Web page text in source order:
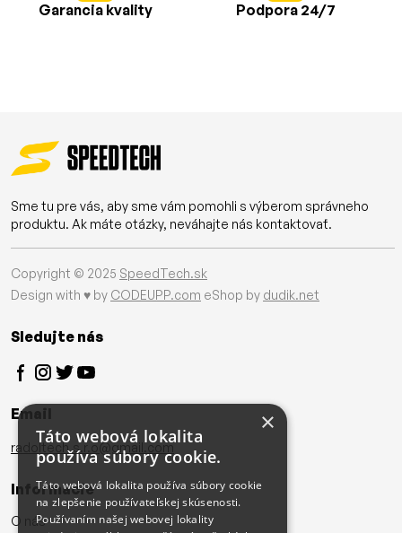
Garancia kvality Podpora 24/7
Sme tu pre vás, aby sme vám pomohli s výberom správneho
produktu. Ak máte otázky, neváhajte nás kontaktovať.
Copyright © 2025 SpeedTech.sk
Design with ♥ by CODEUPP.com eShop by dudik.net
Sledujte nás
Email
radoltech.s.r.o@gmail.com
Informácie
O nás
×
Táto webová lokalita
používa súbory cookie.
Táto webová lokalita používa súbory cookie
na zlepšenie používateľskej skúsenosti.
Používaním našej webovej lokality